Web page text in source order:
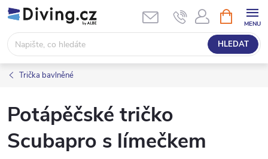
Přejít
na
obsah
HLEDAT
NÁKUPNÍ
KOŠÍK
Trička bavlněné
Potápěčské tričko
Scubapro s límečkem